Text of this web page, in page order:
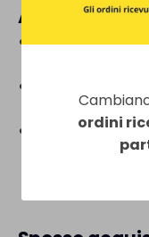
Costruzioni:
progetti di
Fai-da-te:
segnaletica
ordini